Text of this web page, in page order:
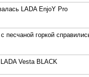
LADA EnjoY Pro
песчаной горкой
Vesta BLACK